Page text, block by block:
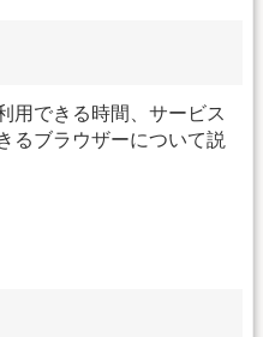
用できる時間、サービス
るブラウザーについて説